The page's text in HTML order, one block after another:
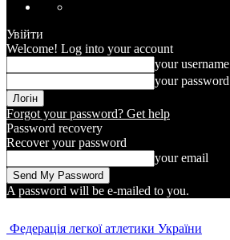
Увійти
Welcome! Log into your account
your username
your password
Forgot your password? Get help
Password recovery
Recover your password
your email
A password will be e-mailed to you.
Федерація легкої атлетики України